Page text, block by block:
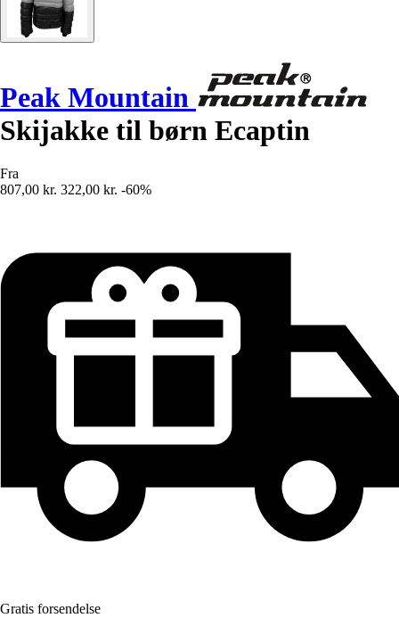
Peak Mountain
Skijakke til børn Ecaptin
Fra
807,00 kr. 322,00 kr. -60%
Gratis forsendelse